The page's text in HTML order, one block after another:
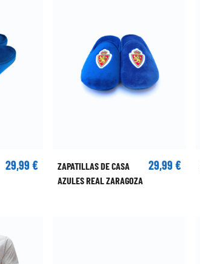
29,99 €
ZAPATILLAS DE CASA
AZULES REAL ZARAGOZA
29,99 €